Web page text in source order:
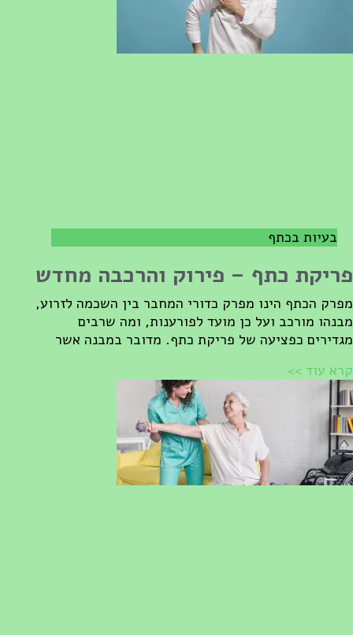
בעיות בכתף
כתף – פירוק והרכבה מחדש
הכתף הינו מפרק כדורי המחבר בין השכמה לזרוע,
מורכב ועל כן מועד לפורענות, ומה שרבים
כפציעה של פריקת כתף. מדובר במבנה אשר
עוד >>